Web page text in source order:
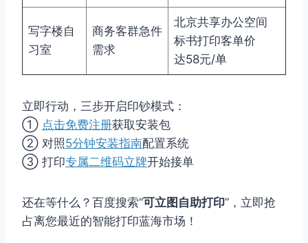
写字楼自
习室
商务客群急件
需求
北京共享办公空间
标书打印客单价
达58元/单
立即行动，三步开启印钞模式：
① 点击免费注册获取安装包
② 对照5分钟安装指南配置系统
③ 打印专属二维码立牌开始接单
还在等什么？百度搜索“可立图自助打印”，立即抢
占离您最近的智能打印蓝海市场！